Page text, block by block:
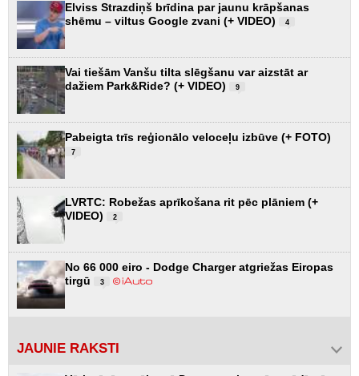
Elviss Strazdiņš brīdina par jaunu krāpšanas
shēmu – viltus Google zvani (+ VIDEO)
4
Vai tiešām Vanšu tilta slēgšanu var aizstāt ar
dažiem Park&Ride? (+ VIDEO)
9
Pabeigta trīs reģionālo veloceļu izbūve (+ FOTO)
7
LVRTC: Robežas aprīkošana rit pēc plāniem (+
VIDEO)
2
No 66 000 eiro - Dodge Charger atgriežas Eiropas
tirgū
3
JAUNIE RAKSTI